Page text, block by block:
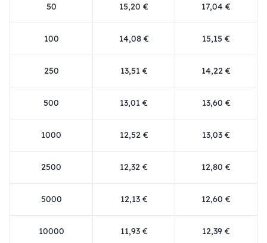
50 15,20 € 17,04 €
100 14,08 € 15,15 €
250 13,51 € 14,22 €
500 13,01 € 13,60 €
1000 12,52 € 13,03 €
2500 12,32 € 12,80 €
5000 12,13 € 12,60 €
10000 11,93 € 12,39 €